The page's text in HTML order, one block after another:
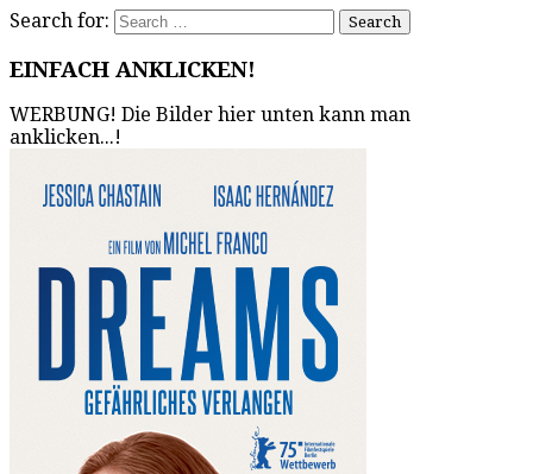
Search for:
EINFACH ANKLICKEN!
WERBUNG! Die Bilder hier unten kann man
anklicken...!